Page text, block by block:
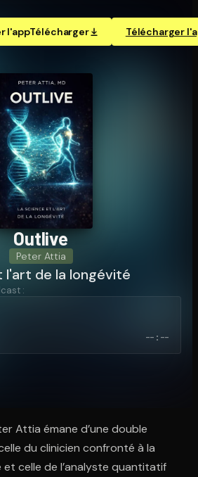
l'appTélécharger Télécharger
Outlive
Peter Attia
l'art de la longévité
:
--:--
Attia émane d’une double
du clinicien confronté à la
et celle de l’analyste quantitatif